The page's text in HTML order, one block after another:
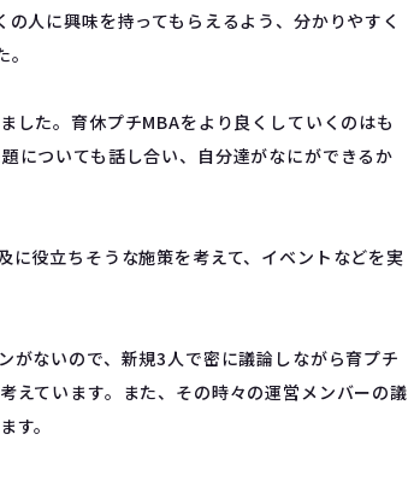
人に興味を持ってもらえるよう、分かりやすく
た。育休プチMBAをより良くしていくのはも
についても話し合い、自分達がなにができるか
役立ちそうな施策を考えて、イベントなどを実
ないので、新規3人で密に議論しながら育プチ
えています。また、その時々の運営メンバーの議
す。